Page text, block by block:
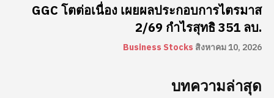
GGC โตต่อเนื่อง เผยผลประกอบการไตรมาส
2/69 กำไรสุทธิ 351 ลบ.
Business Stocks สิงหาคม 10, 2026
บทความล่าสุด